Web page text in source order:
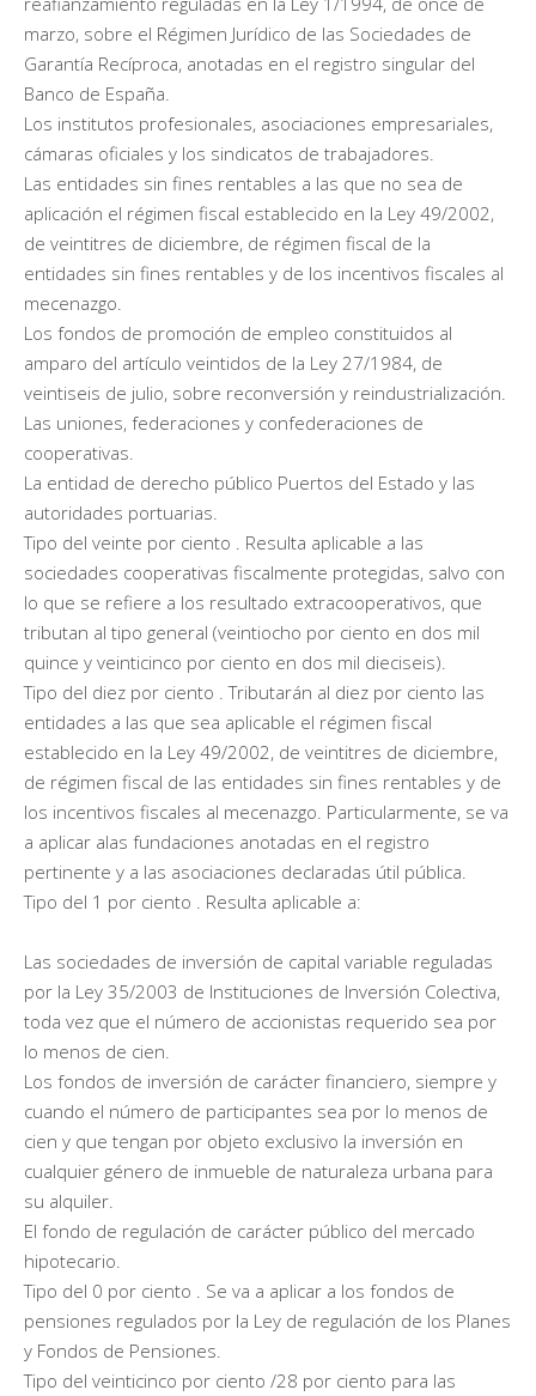
marzo, sobre el Régimen Jurídico de las Sociedades de
Garantía Recíproca, anotadas en el registro singular del
Banco de España.
Los institutos profesionales, asociaciones empresariales,
cámaras oficiales y los sindicatos de trabajadores.
Las entidades sin fines rentables a las que no sea de
aplicación el régimen fiscal establecido en la Ley 49/2002,
de veintitres de diciembre, de régimen fiscal de la
entidades sin fines rentables y de los incentivos fiscales al
mecenazgo.
Los fondos de promoción de empleo constituidos al
amparo del artículo veintidos de la Ley 27/1984, de
veintiseis de julio, sobre reconversión y reindustrialización.
Las uniones, federaciones y confederaciones de
cooperativas.
La entidad de derecho público Puertos del Estado y las
autoridades portuarias.
Tipo del veinte por ciento . Resulta aplicable a las
sociedades cooperativas fiscalmente protegidas, salvo con
lo que se refiere a los resultado extracooperativos, que
tributan al tipo general (veintiocho por ciento en dos mil
quince y veinticinco por ciento en dos mil dieciseis).
Tipo del diez por ciento . Tributarán al diez por ciento las
entidades a las que sea aplicable el régimen fiscal
establecido en la Ley 49/2002, de veintitres de diciembre,
de régimen fiscal de las entidades sin fines rentables y de
los incentivos fiscales al mecenazgo. Particularmente, se va
a aplicar alas fundaciones anotadas en el registro
pertinente y a las asociaciones declaradas útil pública.
Tipo del 1 por ciento . Resulta aplicable a:
Las sociedades de inversión de capital variable reguladas
por la Ley 35/2003 de Instituciones de Inversión Colectiva,
toda vez que el número de accionistas requerido sea por
lo menos de cien.
Los fondos de inversión de carácter financiero, siempre y
cuando el número de participantes sea por lo menos de
cien y que tengan por objeto exclusivo la inversión en
cualquier género de inmueble de naturaleza urbana para
su alquiler.
El fondo de regulación de carácter público del mercado
hipotecario.
Tipo del 0 por ciento . Se va a aplicar a los fondos de
pensiones regulados por la Ley de regulación de los Planes
y Fondos de Pensiones.
Tipo del veinticinco por ciento /28 por ciento para las